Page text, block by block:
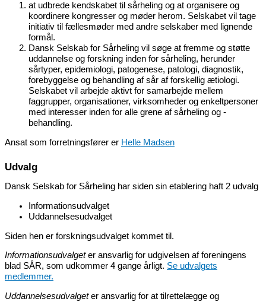
at udbrede kendskabet til sårheling og at organisere og
koordinere kongresser og møder herom. Selskabet vil tage
initiativ til fællesmøder med andre selskaber med lignende
formål.
Dansk Selskab for Sårheling vil søge at fremme og støtte
uddannelse og forskning inden for sårheling, herunder
sårtyper, epidemiologi, patogenese, patologi, diagnostik,
forebyggelse og behandling af sår af forskellig ætiologi.
Selskabet vil arbejde aktivt for samarbejde mellem
faggrupper, organisationer, virksomheder og enkeltpersoner
med interesser inden for alle grene af sårheling og -
behandling.
Ansat som forretningsfører er Helle Madsen
Udvalg
Dansk Selskab for Sårheling har siden sin etablering haft 2 udvalg
Informationsudvalget
Uddannelsesudvalget
Siden hen er forskningsudvalget kommet til.
Informationsudvalgeter ansvarlig for udgivelsen af foreningens
blad SÅR, som udkommer 4 gange årligt. Se udvalgets
medlemmer.
Uddannelsesudvalgeter ansvarlig for at tilrettelægge og